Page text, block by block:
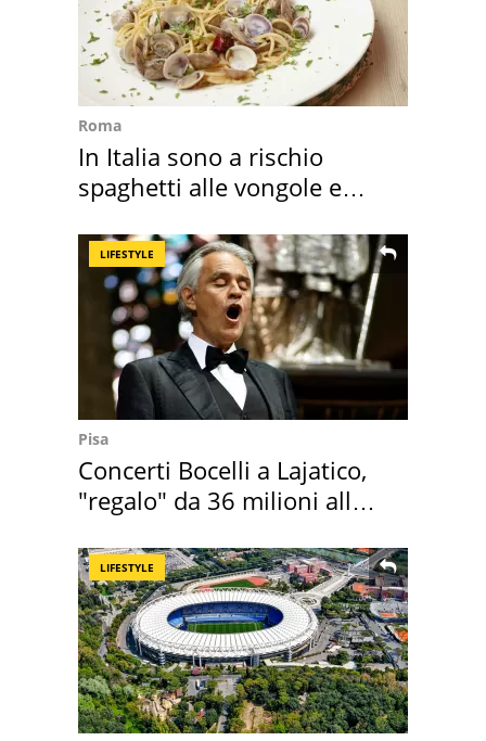
Roma
In Italia sono a rischio
spaghetti alle vongole e
LIFESTYLE
Pisa
Concerti Bocelli a Lajatico,
"regalo" da 36 milioni alla
LIFESTYLE